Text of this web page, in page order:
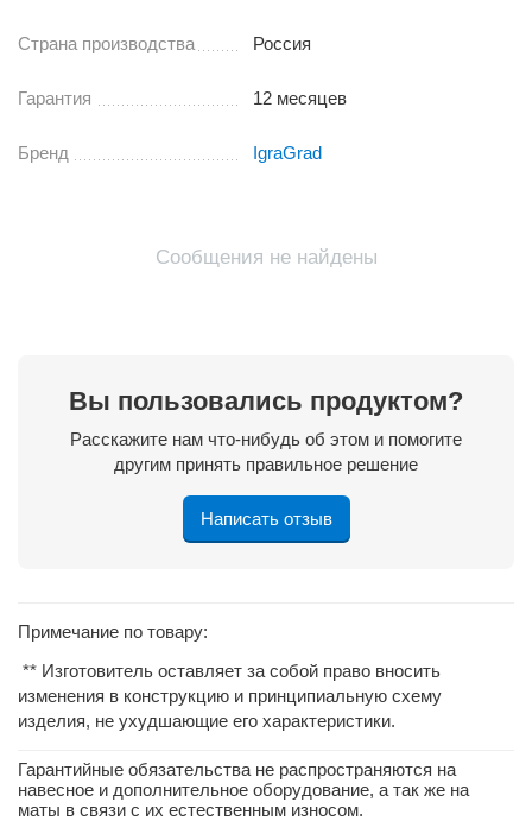
Страна производства Россия
Гарантия 12 месяцев
Бренд IgraGrad
Сообщения не найдены
Вы пользовались продуктом?
Расскажите нам что-нибудь об этом и помогите
другим принять правильное решение
Написать отзыв
Примечание по товару:
** Изготовитель оставляет за собой право вносить
изменения в конструкцию и принципиальную схему
изделия, не ухудшающие его характеристики.
Гарантийные обязательства не распространяются на
навесное и дополнительное оборудование, а так же на
маты в связи с их естественным износом.